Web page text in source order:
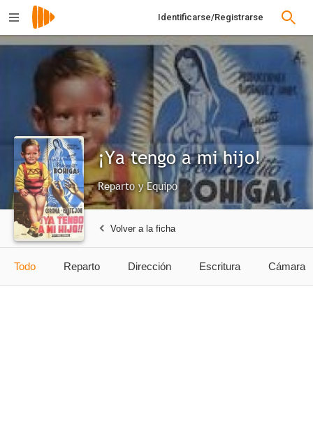
Identificarse/Registrarse
¡Ya tengo a mi hijo!
Reparto y Equipo
Volver a la ficha
Todo Reparto Dirección Escritura Cámara